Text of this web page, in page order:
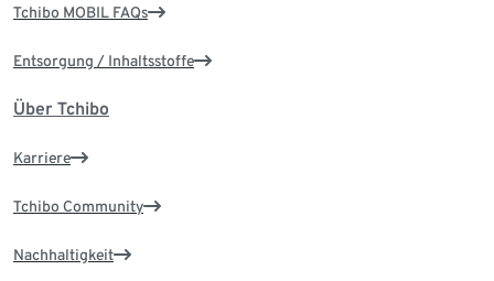
Tchibo MOBIL FAQs
Entsorgung / Inhaltsstoffe
Über Tchibo
Karriere
Tchibo Community
Nachhaltigkeit